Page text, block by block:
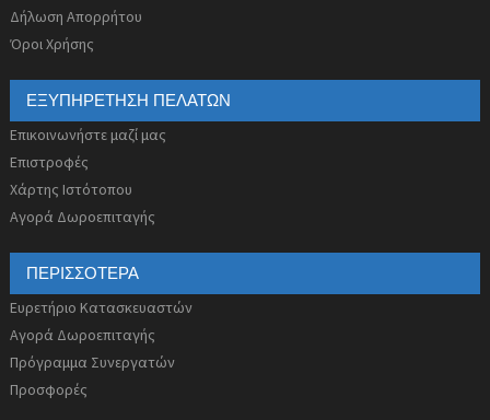
Δήλωση Απορρήτου
Όροι Χρήσης
ΕΞΥΠΗΡΈΤΗΣΗ ΠΕΛΑΤΏΝ
Επικοινωνήστε μαζί μας
Επιστροφές
Χάρτης Ιστότοπου
Αγορά Δωροεπιταγής
ΠΕΡΙΣΣΌΤΕΡΑ
Ευρετήριο Κατασκευαστών
Αγορά Δωροεπιταγής
Πρόγραμμα Συνεργατών
Προσφορές